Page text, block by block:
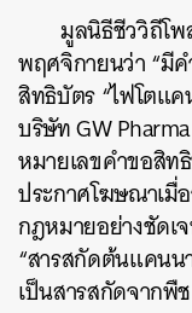
มูลนิธีชีววิถีโพ
พฤศจิกายนว่า “มี
สิทธิบัตร “ไฟโตแค
บริษัท GW
หมายเลขคำขอสิท
ประกาศโฆษณาเมื่
กฎหมายอย่างชัดเ
“สารสกัดต้นแคนน
เป็นสารสกัดจากพื